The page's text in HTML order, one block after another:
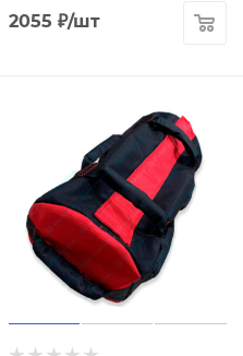
2055 ₽/шт